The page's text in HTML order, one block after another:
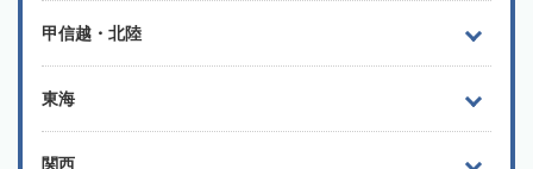
甲信越・北陸
東海
関西